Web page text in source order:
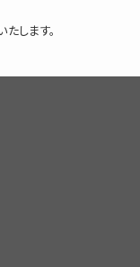
します。